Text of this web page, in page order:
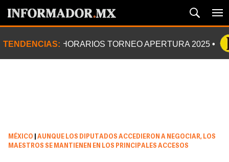
TENDENCIAS: HORARIOS TORNEO APERTURA 2025
MÉXICO
AUNQUE LOS DIPUTADOS ACCEDIERON A NEGOCIAR, LOS
MAESTROS SE MANTIENEN EN LOS PRINCIPALES ACCESOS